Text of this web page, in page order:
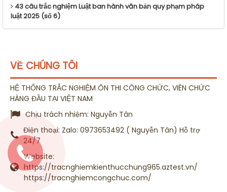
43 câu trắc nghiệm Luật ban hành văn bản quy phạm pháp
luật 2025 (số 6)
VỀ CHÚNG TÔI
HỆ THỐNG TRẮC NGHIỆM ÔN THI CÔNG CHỨC, VIÊN CHỨC
HÀNG ĐẦU TẠI VIỆT NAM
Chịu trách nhiệm: Nguyễn Tân
Điện thoại: Zalo: 0973653492 ( Nguyễn Tân) Hỗ trợ
24/7
Website:
https://tracnghiemkienthucchung965.aztest.vn/
https://tracnghiemcongchuc.com/